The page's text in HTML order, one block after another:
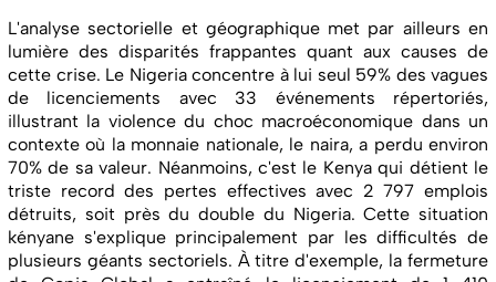
L'analyse sectorielle et géographique met par ailleurs en
lumière des disparités frappantes quant aux causes de
cette crise. Le Nigeria concentre à lui seul 59% des vagues
de licenciements avec 33 événements répertoriés,
illustrant la violence du choc macroéconomique dans un
contexte où la monnaie nationale, le naira, a perdu environ
70% de sa valeur. Néanmoins, c'est le Kenya qui détient le
triste record des pertes effectives avec 2 797 emplois
détruits, soit près du double du Nigeria. Cette situation
kényane s'explique principalement par les difficultés de
plusieurs géants sectoriels. À titre d'exemple, la fermeture